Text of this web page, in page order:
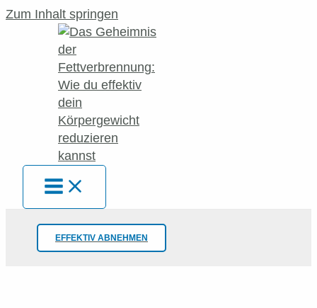
Zum Inhalt springen
EFFEKTIV ABNEHMEN